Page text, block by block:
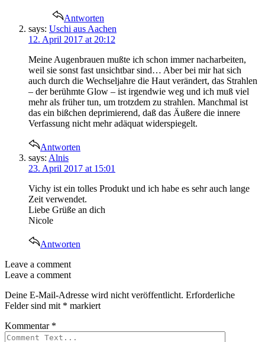
Antworten
says: Uschi aus Aachen
12. April 2017 at 20:12
Meine Augenbrauen mußte ich schon immer nacharbeiten,
weil sie sonst fast unsichtbar sind… Aber bei mir hat sich
auch durch die Wechseljahre die Haut verändert, das Strahlen
– der berühmte Glow – ist irgendwie weg und ich muß viel
mehr als früher tun, um trotzdem zu strahlen. Manchmal ist
das ein bißchen deprimierend, daß das Äußere die innere
Verfassung nicht mehr adäquat widerspiegelt.
Antworten
says: Alnis
23. April 2017 at 15:01
Vichy ist ein tolles Produkt und ich habe es sehr auch lange
Zeit verwendet.
Liebe Grüße an dich
Nicole
Antworten
Leave a comment
Leave a comment
Deine E-Mail-Adresse wird nicht veröffentlicht. Erforderliche
Felder sind mit * markiert
Kommentar *